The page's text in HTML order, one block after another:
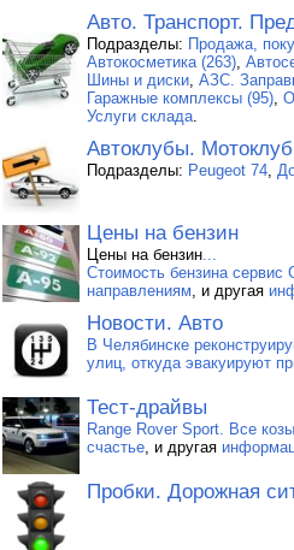
Авто. Транспорт.
Подразделы: Продажа,
Автокосметика (263)
Шины и диски АЗС.
Гаражные комплексы (95)
Услуги склада
Автоклубы.
Подразделы: Peugeot 74
Цены на бензин
Цены на бензин
Стоимость бензина сервис
направлениям , и другая
Новости. Авто
В Челябинске
улиц, откуда эвакуируют
Тест-драйвы
Range Rover Sport. Все
счастье , и другая
Пробки. Дорожная